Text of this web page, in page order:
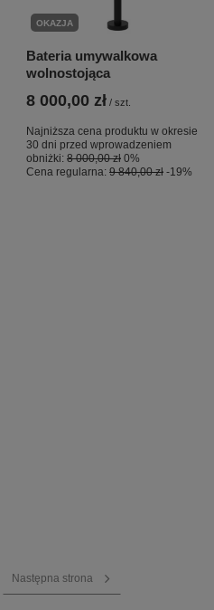
OKAZJA
Bateria umywalkowa
wolnostojąca
8 000,00 zł / szt.
Najniższa cena produktu w okresie
30 dni przed wprowadzeniem
obniżki: 8 000,00 zł 0%
Cena regularna: 9 840,00 zł -19%
Następna strona